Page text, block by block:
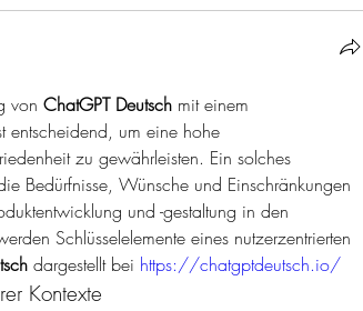
von ChatGPT Deutsch mit einem
entscheidend, um eine hohe
zu gewährleisten. Ein solches
Bedürfnisse, Wünsche und Einschränkungen
und -gestaltung in den
Schlüsselelemente eines nutzerzentrierten
dargestellt bei https://chatgptdeutsch.io/
Kontexte